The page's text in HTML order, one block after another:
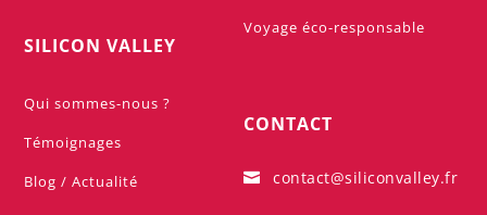
SILICON VALLEY
Qui sommes-nous ?
Témoignages
Blog / Actualité
Voyage éco-responsable
CONTACT
 contact@siliconvalley.fr